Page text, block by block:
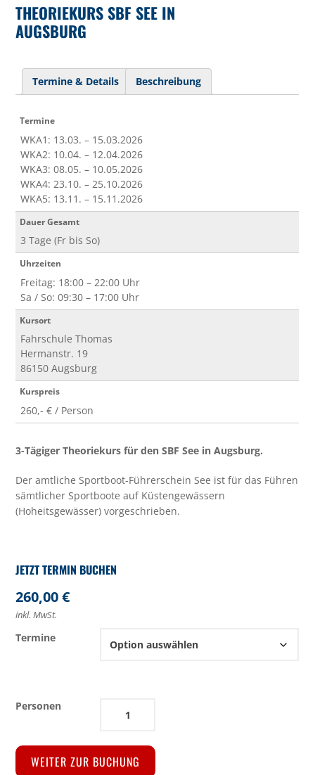
THEORIEKURS SBF SEE IN
AUGSBURG
Termine & Details Beschreibung
Termine
WKA1: 13.03. – 15.03.2026
WKA2: 10.04. – 12.04.2026
WKA3: 08.05. – 10.05.2026
WKA4: 23.10. – 25.10.2026
WKA5: 13.11. – 15.11.2026
Dauer Gesamt
3 Tage (Fr bis So)
Uhrzeiten
Freitag: 18:00 – 22:00 Uhr
Sa / So: 09:30 – 17:00 Uhr
Kursort
Fahrschule Thomas
Hermanstr. 19
86150 Augsburg
Kurspreis
260,- € / Person
3-Tägiger Theoriekurs für den SBF See in Augsburg.
Der amtliche Sportboot-Führerschein See ist für das Führen
sämtlicher Sportboote auf Küstengewässern
(Hoheitsgewässer) vorgeschrieben.
260,00€
inkl. MwSt.
Termine
Theoriekurs
in
Augsburg
WEITER ZUR BUCHUNG